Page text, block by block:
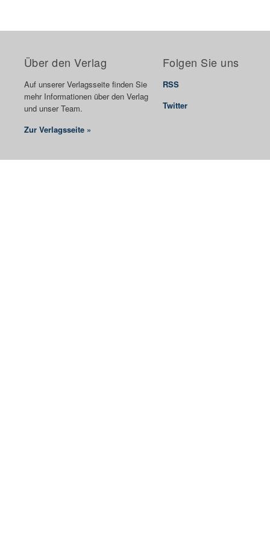
Über den Verlag
Auf unserer Verlagsseite finden Sie
mehr Informationen über den Verlag
und unser Team.
Zur Verlagsseite »
Folgen Sie uns
RSS
Twitter